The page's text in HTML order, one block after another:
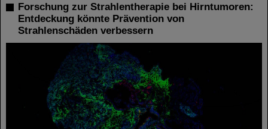
Forschung zur Strahlentherapie bei Hirntumoren:
Entdeckung könnte Prävention von
Strahlenschäden verbessern